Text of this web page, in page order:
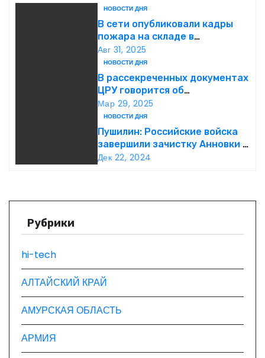
о
п
и
с
я
м
НОВОСТИ ДНЯ
В сети опубликовали кадры
пожара на складе в
подмосковной Балашихе
Авг 31, 2025
НОВОСТИ ДНЯ
В рассекреченных документах
ЦРУ говорится об
«обнаружении» Ковчега
Завета
Мар 29, 2025
НОВОСТИ ДНЯ
Пушилин: Российские войска
завершили зачистку Анновки в
ДНР
Дек 22, 2024
Рубрики
hi-tech
АЛТАЙСКИЙ КРАЙ
АМУРСКАЯ ОБЛАСТЬ
АРМИЯ